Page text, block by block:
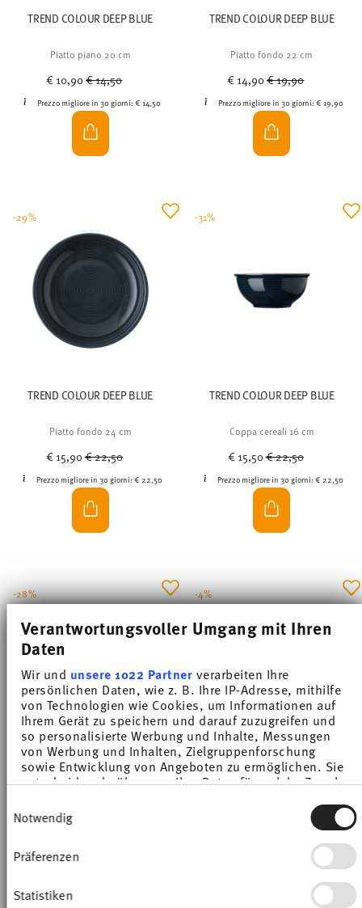
Verantwortungsvoller Umgang mit Ihren
Daten
Wir und unsere 1022 Partnerverarbeiten Ihre
persönlichen Daten, wie z. B. Ihre IP-Adresse, mithilfe
von Technologien wie Cookies, um Informationen auf
Ihrem Gerät zu speichern und darauf zuzugreifen und
so personalisierte Werbung und Inhalte, Messungen
von Werbung und Inhalten, Zielgruppenforschung
sowie Entwicklung von Angeboten zu ermöglichen. Sie
entscheiden darüber, wer Ihre Daten für welche Zwecke
Cookie-Erklärung oder durch Klicken auf das Privacy
Trigger Symbol ändern oder widerrufen
Wenn Sie es erlauben, würden wir auch gerne:
erfassen, welche bis auf einige Meter genau sein
Notwendig
Präferenzen
Statistiken
TREND COLOUR DEEP BLUE
Piatto piano 20 cm
€ 10,90Price reduced from
€ 14,50
Prezzo migliore in 30 giorni:€ 14,50
TREND COLOUR DEEP BLUE
Piatto fondo 22 cm
€ 14,90Price reduced from
€ 19,90
Prezzo migliore in 30 giorni: € 19,90
TREND COLOUR DEEP BLUE
Piatto fondo 24 cm
€ 15,90Price reduced from
€ 22,50
Prezzo migliore in 30 giorni: € 22,50
-29%
TREND COLOUR DEEP BLUE
Coppa cereali 16 cm
€ 15,50Price reduced from
€ 22,50
Prezzo migliore in 30 giorni:€ 22,50
-31%
TREND COLOUR DEEP BLUE
Prezzo migliore in 30 giorni:
-28%
TREND COLOUR DEEP BLUE
Price reduced from
to
-4%